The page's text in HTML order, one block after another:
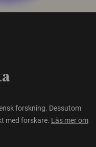
forskning. Dessutom
med forskare. Läs mer om